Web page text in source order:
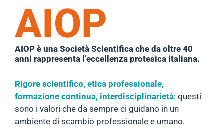
AIOP
AIOP è una Società Scientifica che da oltre 40
anni rappresenta l’eccellenza protesica italiana.
Rigore scientifico, etica professionale,
formazione continua, interdisciplinarietà: questi
sono i valori che da sempre ci guidano in un
ambiente di scambio professionale e umano.